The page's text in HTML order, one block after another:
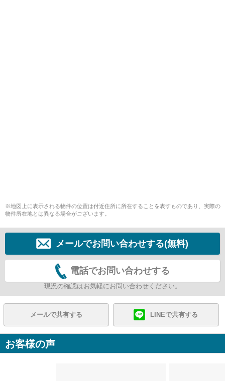
※地図上に表示される物件の位置は付近住所に所在することを表すものであり、実際の
物件所在地とは異なる場合がございます。
メールでお問い合わせする(無料)
電話でお問い合わせする
現況の確認はお気軽にお問い合わせください。
メールで共有する LINEで共有する
お客様の声